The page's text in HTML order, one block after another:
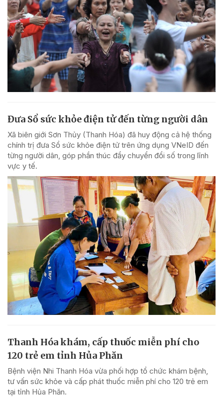
Đưa Sổ sức khỏe điện tử đến từng người dân
Xã biên giới Sơn Thủy (Thanh Hóa) đã huy động cả hệ thống
chính trị đưa Sổ sức khỏe điện tử trên ứng dụng VNeID đến
từng người dân, góp phần thúc đẩy chuyển đổi số trong lĩnh
vực y tế.
Thanh Hóa khám, cấp thuốc miễn phí cho
120 trẻ em tỉnh Hủa Phăn
Bệnh viện Nhi Thanh Hóa vừa phối hợp tổ chức khám bệnh,
tư vấn sức khỏe và cấp phát thuốc miễn phí cho 120 trẻ em
tại tỉnh Hủa Phăn.